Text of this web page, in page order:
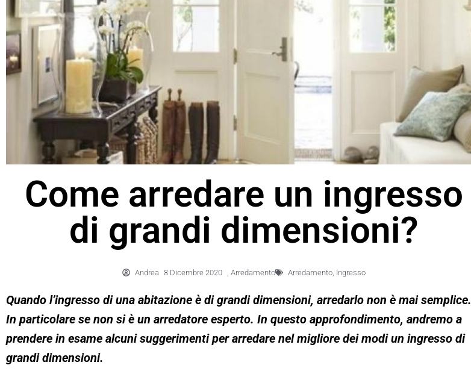
Come arredare un ingresso
di grandi dimensioni?
Andrea 8 Dicembre 2020 , Arredamento Arredamento, Ingresso
Quando l’ingresso di una abitazione è di grandi dimensioni, arredarlo non è mai semplice.
In particolare se non si è un arredatore esperto. In questo approfondimento, andremo a
prendere in esame alcuni suggerimenti per arredare nel migliore dei modi un ingresso di
grandi dimensioni.